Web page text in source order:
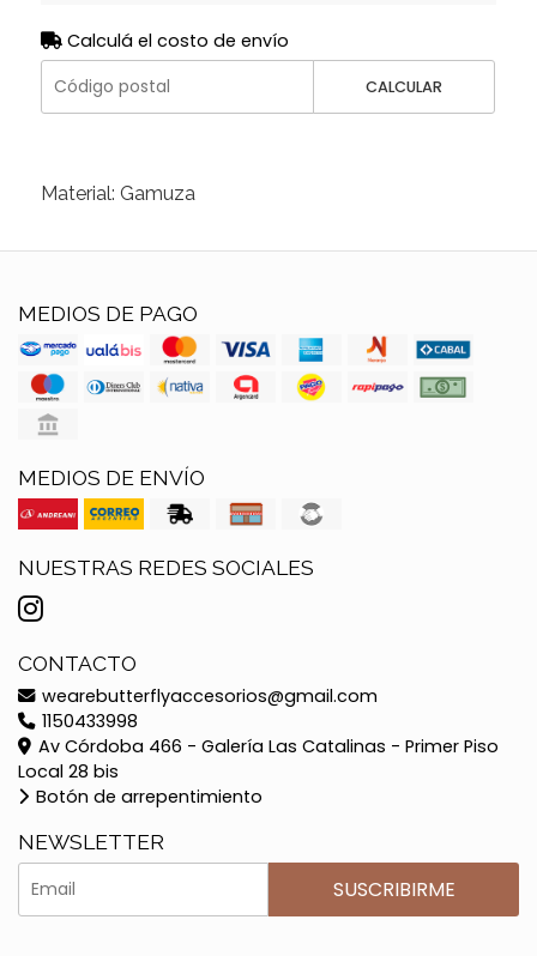
Calculá el costo de envío
CALCULAR
Material: Gamuza
MEDIOS DE PAGO
MEDIOS DE ENVÍO
NUESTRAS REDES SOCIALES
CONTACTO
wearebutterflyaccesorios@gmail.com
1150433998
Av Córdoba 466 - Galería Las Catalinas - Primer Piso
Local 28 bis
Botón de arrepentimiento
NEWSLETTER
SUSCRIBIRME